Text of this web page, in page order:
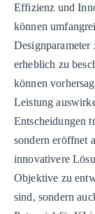
Effizienz und
können
Designparameter
erheblich zu
können
Leistung
Entscheidungen
sondern eröffnet
innovativere
Objektive zu
sind, sondern